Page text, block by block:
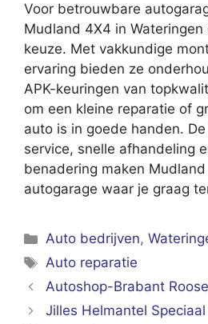
Voor betrouwbare
Mudland 4X4 in
keuze. Met vakkundige
ervaring bieden ze
APK-keuringen van
om een kleine reparatie of
auto is in goede handen.
service, snelle afhandeling
benadering maken
autogarage waar je graag
Categorieën
Auto bedrijven,
Tags
Auto reparatie
Autoshop-Brabant
Jilles Helmantel